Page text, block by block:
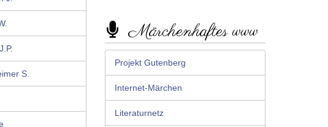
S.
Märchenhaftes www
Projekt Gutenberg
Internet-Märchen
Literaturnetz